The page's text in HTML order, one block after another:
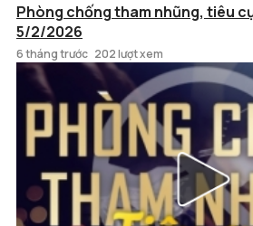
Phòng chống tham nhũng, tiêu
5/2/2026
6 tháng trước 202 lượt xem